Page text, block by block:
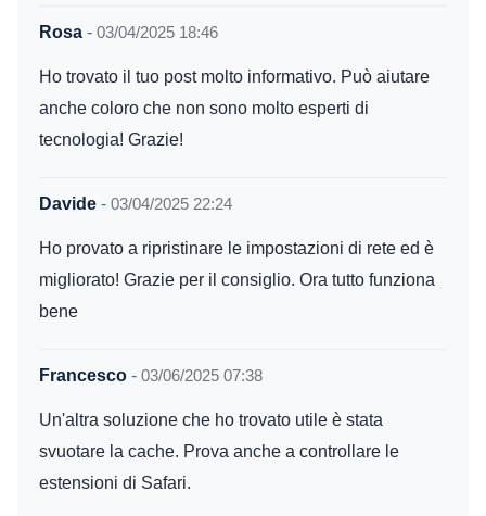
Rosa - 03/04/2025 18:46
Ho trovato il tuo post molto informativo. Può aiutare
anche coloro che non sono molto esperti di
tecnologia! Grazie!
Davide - 03/04/2025 22:24
Ho provato a ripristinare le impostazioni di rete ed è
migliorato! Grazie per il consiglio. Ora tutto funziona
bene
Francesco - 03/06/2025 07:38
Un'altra soluzione che ho trovato utile è stata
svuotare la cache. Prova anche a controllare le
estensioni di Safari.